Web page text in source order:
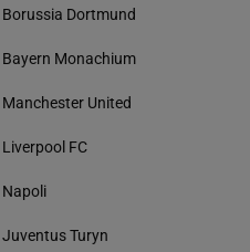
Borussia Dortmund
Bayern Monachium
Manchester United
Liverpool FC
Napoli
Juventus Turyn